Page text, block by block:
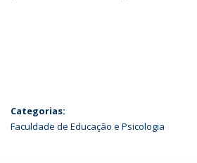
Categorias:
Faculdade de Educação e Psicologia